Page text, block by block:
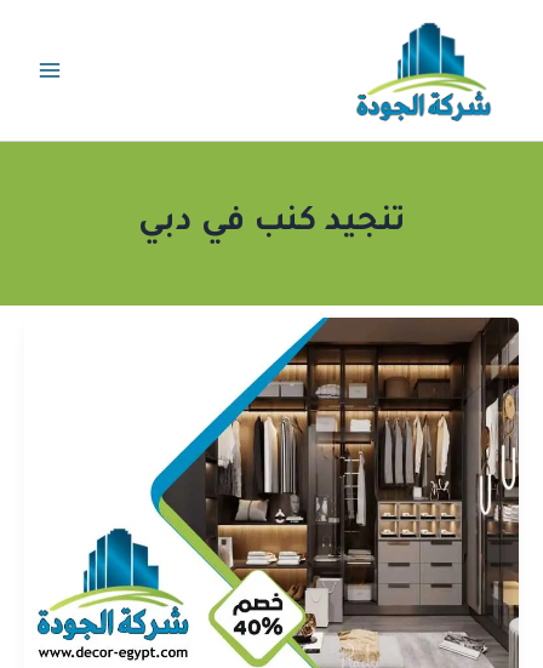
تنجيد كنب في دبي